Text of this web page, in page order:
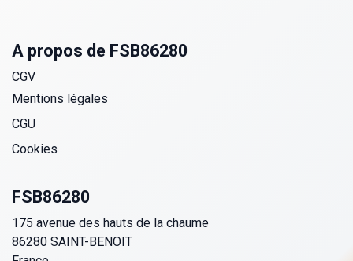
A propos de FSB86280
CGV
Mentions légales
CGU
Cookies
FSB86280
175 avenue des hauts de la chaume
86280 SAINT-BENOIT